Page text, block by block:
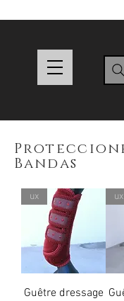
Bandas
ux
Guêtre dressage
ux